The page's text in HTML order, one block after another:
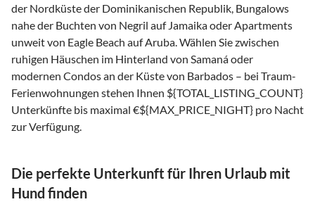
der Nordküste der Dominikanischen Republik, Bungalows
nahe der Buchten von Negril auf Jamaika oder Apartments
unweit von Eagle Beach auf Aruba. Wählen Sie zwischen
ruhigen Häuschen im Hinterland von Samaná oder
modernen Condos an der Küste von Barbados – bei Traum-
Ferienwohnungen stehen Ihnen ${TOTAL_LISTING_COUNT}
Unterkünfte bis maximal €${MAX_PRICE_NIGHT} pro Nacht
zur Verfügung.
Die perfekte Unterkunft für Ihren Urlaub mit
Hund finden